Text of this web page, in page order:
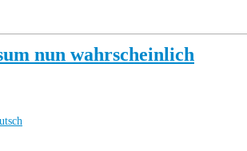
nun wahrscheinlich